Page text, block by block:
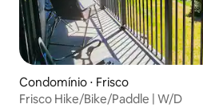
Condomínio ⋅ Frisco
Frisco Hike/Bike/Paddle | W/D